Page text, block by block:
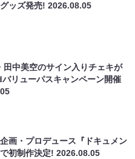
グッズ発売!2026.08.05
田中美空のサイン入りチェキが
リューパスキャンペーン開催
画・プロデュース『ドキュメン
初制作決定!2026.08.05